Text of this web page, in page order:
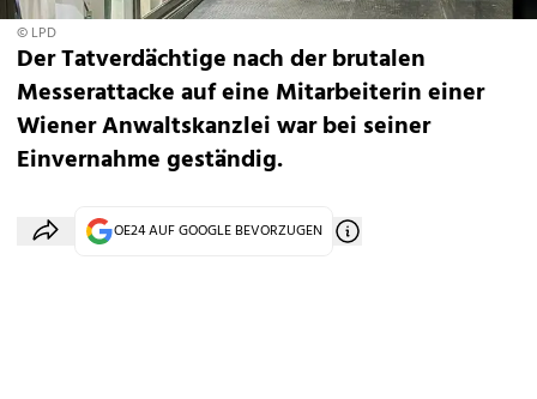
© LPD
Der Tatverdächtige nach der brutalen
Messerattacke auf eine Mitarbeiterin einer
Wiener Anwaltskanzlei war bei seiner
Einvernahme geständig.
OE24 AUF GOOGLE BEVORZUGEN